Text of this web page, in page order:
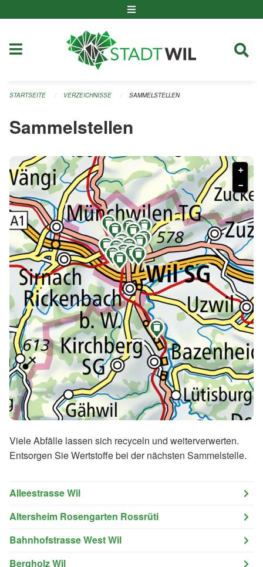
STARTSEITE VERZEICHNISSE SAMMELSTELLEN
Sammelstellen


















+
−
Viele Abfälle lassen sich recyceln und weiterverwerten.
Entsorgen Sie Wertstoffe bei der nächsten Sammelstelle.
Alleestrasse Wil
Altersheim Rosengarten Rossrüti
Bahnhofstrasse West Wil
Bergholz Wil